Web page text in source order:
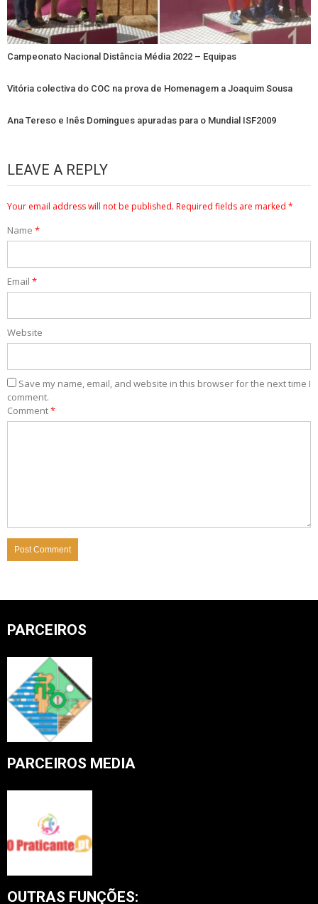
Campeonato Nacional Distância Média 2022 – Equipas
Vitória colectiva do COC na prova de Homenagem a Joaquim Sousa
Ana Tereso e Inês Domingues apuradas para o Mundial ISF2009
LEAVE A REPLY
Your email address will not be published. Required fields are marked *
Name *
Email *
Website
Save my name, email, and website in this browser for the next time I
comment.
Comment*
PARCEIROS
PARCEIROS MEDIA
OUTRAS FUNÇÕES: